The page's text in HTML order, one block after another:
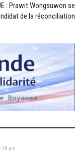
: Prawit Wongsuwon se
de la réconciliation
pm